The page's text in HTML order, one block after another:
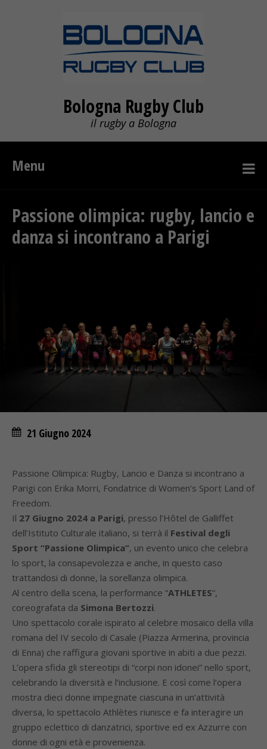
Bologna Rugby Club
il rugby a Bologna
Menu
Passione olimpica: rugby, lancio e
danza si incontrano a Parigi
21 Giugno 2024
Passione Olimpica: Rugby, Lancio e Danza si incontrano a
Parigi con Erika Morri, Fondatrice di Women’s Sport Land of
Freedom.
Il 27 Giugno 2024 a Parigi, presso l’Hôtel de Galliffet
dell’Istituto Culturale italiano, si terrà il Festival degli
Sport “Passione Olimpica”, un evento unico che celebra
lo sport, la consapevolezza e anche, in questo caso
trattandosi di donne, la sorellanza olimpica.
Al centro della scena, la performance “ATHLETES“,
coreografata da Simona Bertozzi.
Uno spettacolo corale ispirato al celebre mosaico della villa
romana del IV secolo di Casale (Piazza Armerina, provincia
di Enna) che raffigura giovani sportive in abiti a due pezzi.
L’opera sfida gli stereotipi di “corpi non idonei” nello sport,
celebrando la diversità e l’inclusione. E così come l’opera
mostra dieci donne impegnate ciascuna in un’attività
diversa, lo spettacolo Athlètes riunisce e fa interagire un
gruppo eclettico di danzatrici, sportive ed ex Azzurre con
donne di ogni età e provenienza.